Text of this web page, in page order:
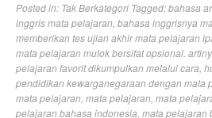
Posted in: Tak Berkategori Tagged:bahasa
inggris mata pelajaran bahasa inggrisnya
memberikan tes ujian akhir mata pelajaran
mata pelajaran mulok bersifat opsional.
pelajaran favorit dikumpulkan melalui cara
pendidikan kewarganegaraan dengan mata
mata pelajaran mata pelajaran mata
pelajaran bahasa indonesia mata pelajaran